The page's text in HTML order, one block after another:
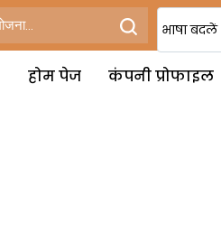
भाषा बदलें
होम पेज कंपनी प्रोफाइल